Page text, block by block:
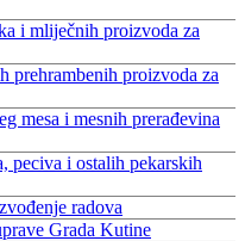
i mliječnih proizvoda za
prehrambenih proizvoda za
mesa i mesnih prerađevina
peciva i ostalih pekarskih
radova
Grada Kutine